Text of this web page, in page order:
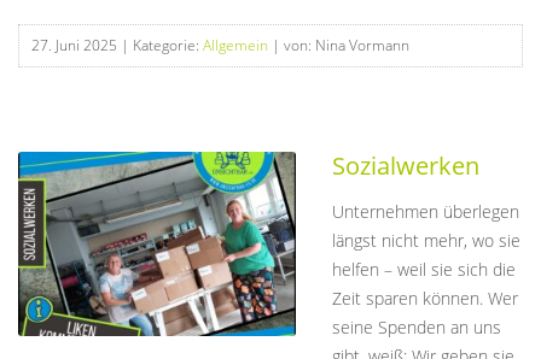
27. Juni 2025 | Kategorie: Allgemein | von: Nina Vormann
Sozialwerken
Unternehmen überlegen
längst nicht mehr, wo sie
helfen – weil sie sich die
Zeit sparen können. Wer
seine Spenden an uns